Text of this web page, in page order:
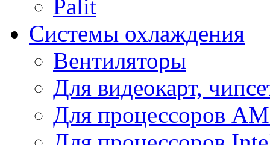
Palit
Системы охлаждения
Вентиляторы
Для видеокарт,
Для процессоров